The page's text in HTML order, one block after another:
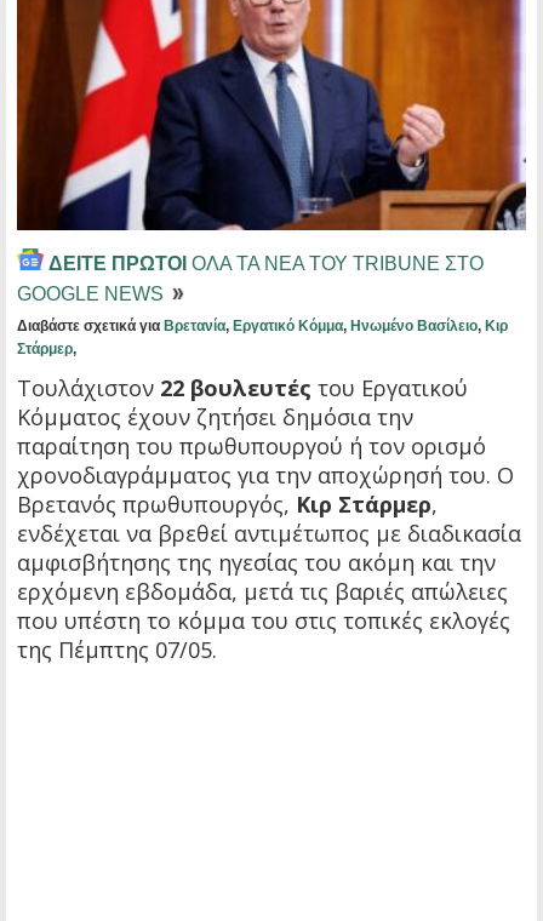
ΔΕΙΤΕ ΠΡΩΤΟΙ ΟΛΑ ΤΑ ΝΕΑ ΤΟΥ TRIBUNE ΣΤΟ
GOOGLE NEWS
Διαβάστε σχετικά για Βρετανία, Εργατικό Κόμμα, Ηνωμένο Βασίλειο, Κιρ
Στάρμερ,
Τουλάχιστον 22 βουλευτές του Εργατικού
Κόμματος έχουν ζητήσει δημόσια την
παραίτηση του πρωθυπουργού ή τον ορισμό
χρονοδιαγράμματος για την αποχώρησή του. Ο
Βρετανός πρωθυπουργός, Κιρ Στάρμερ,
ενδέχεται να βρεθεί αντιμέτωπος με διαδικασία
αμφισβήτησης της ηγεσίας του ακόμη και την
ερχόμενη εβδομάδα, μετά τις βαριές απώλειες
που υπέστη το κόμμα του στις τοπικές εκλογές
της Πέμπτης 07/05.